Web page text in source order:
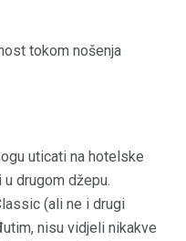
tokom nošenja
uticati na hotelske
drugom džepu.
(ali ne i drugi
nisu vidjeli nikakve